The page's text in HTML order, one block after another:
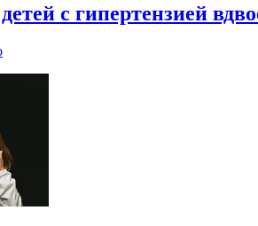
с гипертензией